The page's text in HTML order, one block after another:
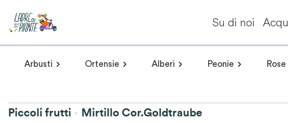
Su di noi
ArbustiArbusti a fioritura primaverileArbusti a fioritura invernale
Conifere
OrtensieHydrangea arborescensHydrangea
Alberi Plumeria Frangipane
PeoniePeonia Rose
Piccoli frutti Mirtillo Cor.Goldtraube